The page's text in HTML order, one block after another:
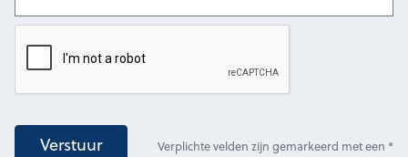
Verstuur Verplichte velden zijn gemarkeerd met een *